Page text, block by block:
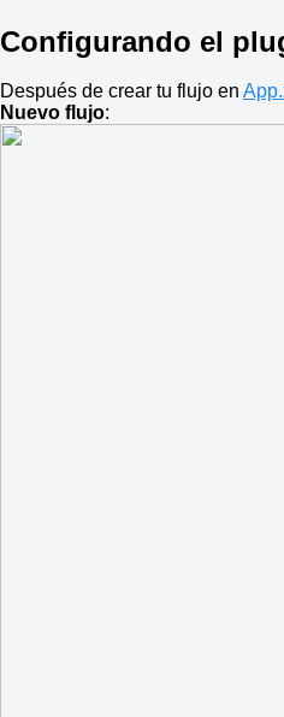
Configurando el
Después de crear tu flujo en
Nuevo flujo: